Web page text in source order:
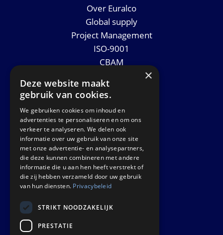
Over Euralco
Global supply
Project Management
ISO-9001
CBAM
Nieuws
GET IN TOUCH
Euralco Europe B.V.
Zinkstraat 24 - E9451
4823 AD Breda
The Netherlands
×
Deze website maakt
gebruik van cookies.
We gebruiken cookies om inhoud en
advertenties te personaliseren en om ons
verkeer te analyseren. We delen ook
informatie over uw gebruik van onze site
met onze advertentie- en analysepartners,
die deze kunnen combineren met andere
informatie die u aan hen heeft verstrekt of
die zij hebben verzameld door uw gebruik
van hun diensten. Privacybeleid
STRIKT NOODZAKELIJK
PRESTATIE